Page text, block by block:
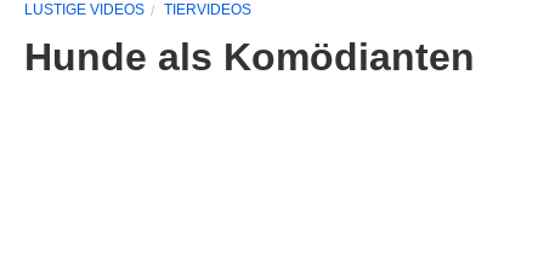
LUSTIGE VIDEOS TIERVIDEOS
Hunde als Komödianten